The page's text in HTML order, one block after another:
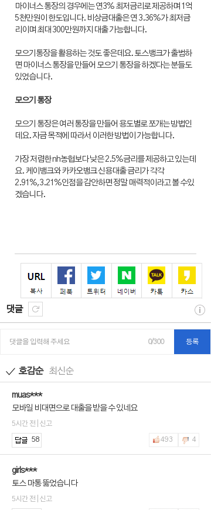
마이너스 통장의 경우에는 연3% 최저금리로 제공하며 1억
5천만원이 한도입니다. 비상금대출은 연 3.36%가 최저금
리이며 최대 300만원까지 대출 가능합니다.
모으기통장을 활용하는 것도 좋은데요. 토스뱅크가 출범하
면 마이너스 통장을 만들어 모으기 통장을 하겠다는 분들도
있었습니다.
모으기 통장
모으기 통장은 여러 통장을 만들어 용도별로 쪼개는 방법인
데요. 자금 목적에 따라서 이러한 방법이 가능합니다.
가장 저렴한 nh농협보다 낮은 2.5%금리를 제공하고 있는데
요. 케이뱅크와 카카오뱅크 신용대출 금리가 각각
2.91%,3.21%인점을 감안하면 정말 매력적이라고 볼 수있
겠습니다.
댓글
댓글을 입력해 주세요 0/300 등록
호감순 최신순
muas***
모바일 비대면으로 대출을 받을 수 있네요
5시간 전 | 신고
58 493 4
girls***
토스 마통 뚫었습니다
5시간 전 | 신고